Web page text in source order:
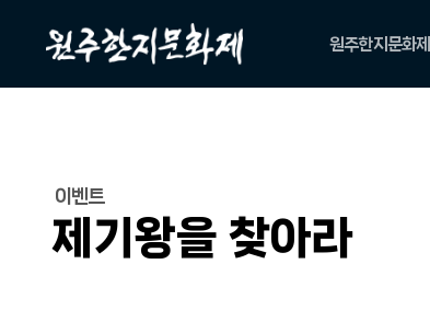
원주한지문화제
이벤트
제기왕을 찾아라